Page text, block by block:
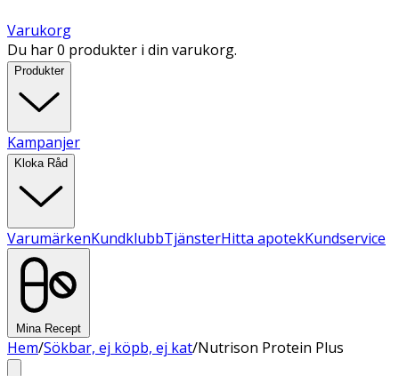
Varukorg
Du har 0 produkter i din varukorg.
Produkter
Kampanjer
Kloka Råd
VarumärkenKundklubbTjänsterHitta apotekKundservice
Mina Recept
Hem/Sökbar, ej köpb, ej kat/Nutrison Protein Plus